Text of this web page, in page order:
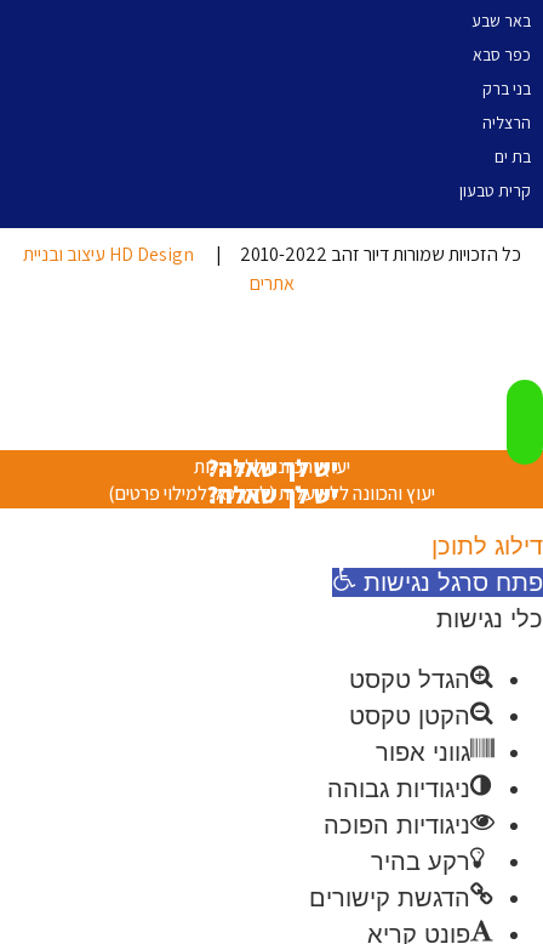
באר שבע
כפר סבא
בני ברק
הרצליה
בת ים
קרית טבעון
כל הזכויות שמורות דיור זהב 2010-2022 |
HD Design עיצוב ובניית
אתרים
יש לך שאלה?
יעוץ והכוונה ללא עלות
יש לך שאלה?
יעוץ והכוונה ללא עלות (לחץ כאן למילוי פרטים)
דילוג לתוכן
פתח סרגל נגישות
כלי נגישות
הגדל טקסט
הקטן טקסט
גווני אפור
ניגודיות גבוהה
ניגודיות הפוכה
רקע בהיר
הדגשת קישורים
פונט קריא